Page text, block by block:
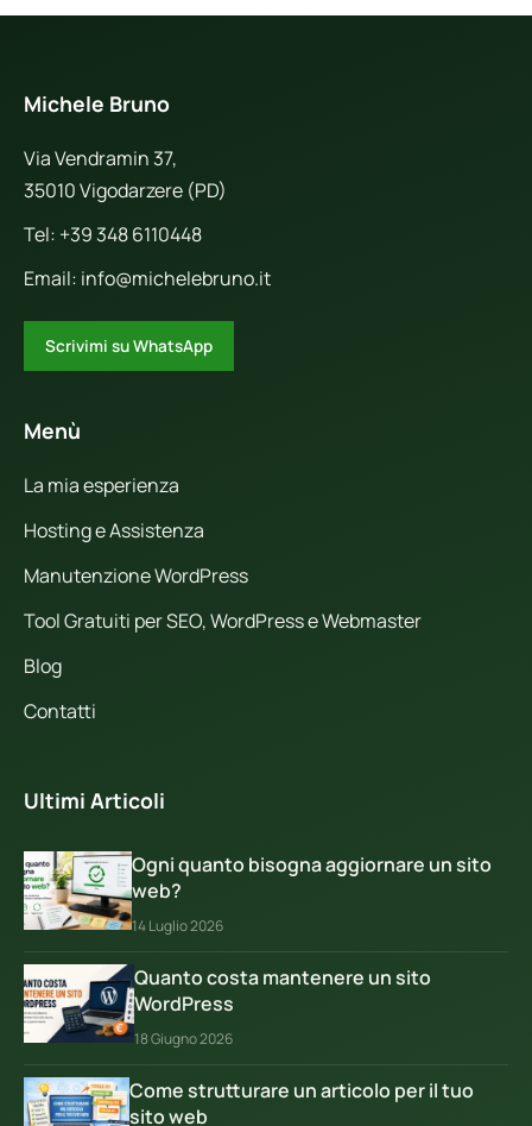
Michele Bruno
Via Vendramin 37,
35010 Vigodarzere (PD)
Tel: +39 348 6110448
Email: info@michelebruno.it
Scrivimi su WhatsApp
Menù
La mia esperienza
Hosting e Assistenza
Manutenzione WordPress
Tool Gratuiti per SEO, WordPress e Webmaster
Blog
Contatti
Ultimi Articoli
Ogni quanto bisogna aggiornare un sito
web?
14 Luglio 2026
Quanto costa mantenere un sito
WordPress
18 Giugno 2026
Come strutturare un articolo per il tuo
sito web